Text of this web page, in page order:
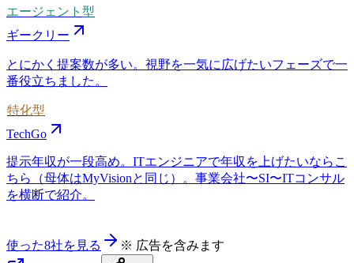
エージェント型
ギークリー
とにかく提案数が多い。視野を一気に広げたいフェーズで一
番役立ちました。
特化型
TechGo
提示年収が一段高め。ITエンジニアで年収を上げたいならこ
ちら（母体はMyVisionと同じ）。事業会社〜SI〜ITコンサル
を横断で紹介。
使った8社を見る
※ 広告を含みます